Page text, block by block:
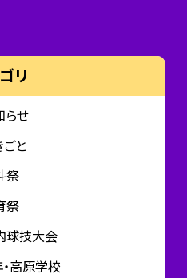
リ
らせ
と
祭
祭
球技大会
・高原学校